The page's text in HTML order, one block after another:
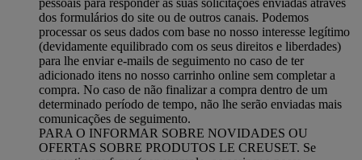
pessoais para responder às suas solicitações enviadas através
dos formulários do site ou de outros canais. Podemos
processar os seus dados com base no nosso interesse legítimo
(devidamente equilibrado com os seus direitos e liberdades)
para lhe enviar e-mails de seguimento no caso de ter
adicionado itens no nosso carrinho online sem completar a
compra. No caso de não finalizar a compra dentro de um
determinado período de tempo, não lhe serão enviadas mais
comunicações de seguimento.
PARA O INFORMAR SOBRE NOVIDADES OU
OFERTAS SOBRE PRODUTOS LE CREUSET. Se